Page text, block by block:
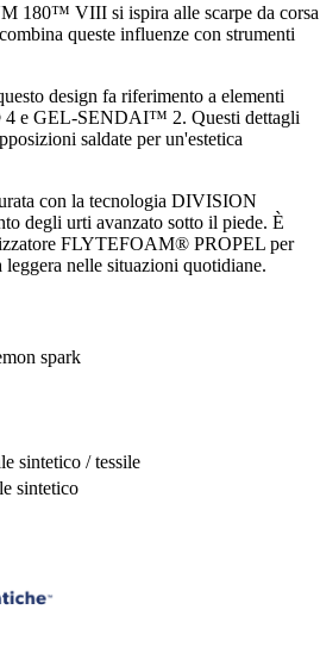
180™ VIII si ispira alle scarpe da corsa
queste influenze con strumenti
design fa riferimento a elementi
e GEL-SENDAI™ 2. Questi dettagli
saldate per un'estetica
con la tecnologia DIVISION
degli urti avanzato sotto il piede. È
FLYTEFOAM® PROPEL per
leggera nelle situazioni quotidiane.
spark
sintetico / tessile
sintetico